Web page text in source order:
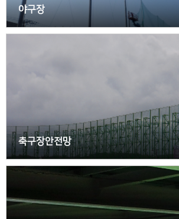
야구장
축구장안전망